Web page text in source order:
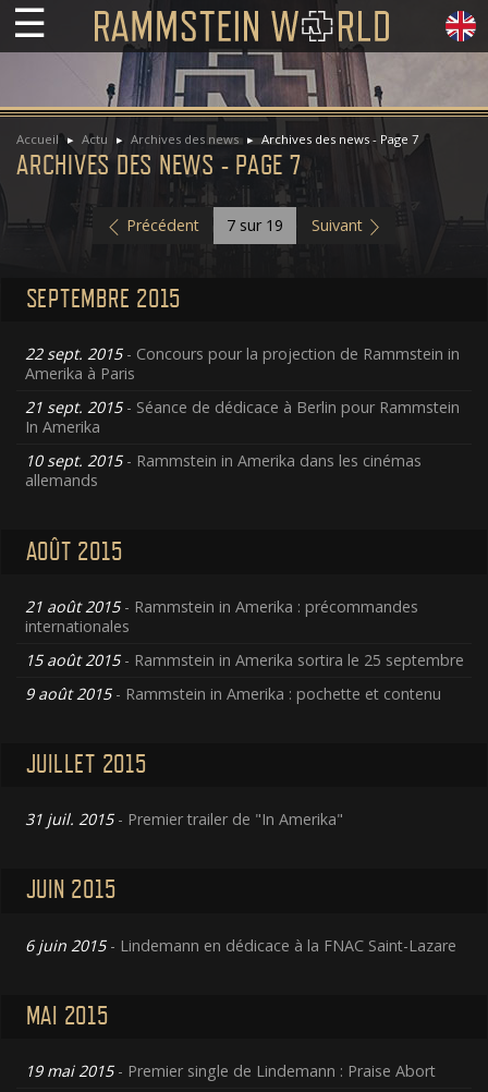
☰
Accueil Actu Archives des news Archives des news - Page 7
ARCHIVES DES NEWS - PAGE 7
Précédent 7 sur 19 Suivant
SEPTEMBRE 2015
22 sept. 2015- Concours pour la projection de Rammstein in
Amerika à Paris
21 sept. 2015- Séance de dédicace à Berlin pour Rammstein
In Amerika
10 sept. 2015- Rammstein in Amerika dans les cinémas
allemands
AOÛT 2015
21 août 2015- Rammstein in Amerika : précommandes
internationales
15 août 2015- Rammstein in Amerika sortira le 25 septembre
9 août 2015- Rammstein in Amerika : pochette et contenu
JUILLET 2015
31 juil. 2015- Premier trailer de "In Amerika"
JUIN 2015
6 juin 2015- Lindemann en dédicace à la FNAC Saint-Lazare
MAI 2015
19 mai 2015- Premier single de Lindemann : Praise Abort